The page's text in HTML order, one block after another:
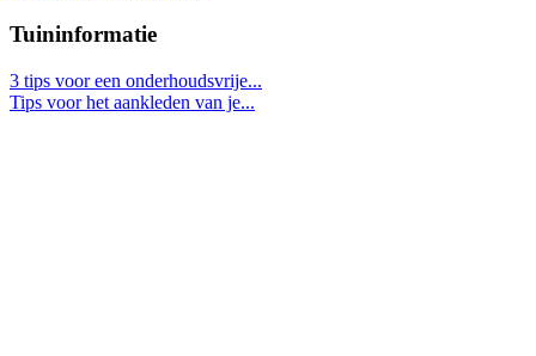
Tuininformatie
3 tips voor een onderhoudsvrije...
Tips voor het aankleden van je...